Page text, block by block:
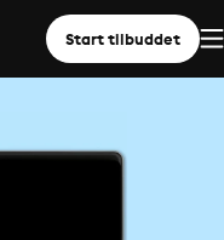
Start tilbuddet